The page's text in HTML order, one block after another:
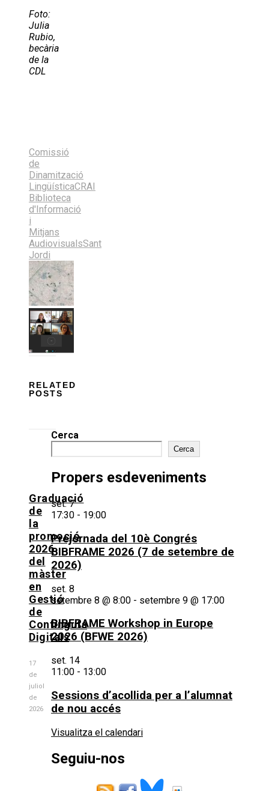
Foto:
Julia
Rubio,
becària
de la
CDL
Email
on
Comissió
de
Dinamització
LingüísticaCRAI
Biblioteca
d'Informació
i
Mitjans
AudiovisualsSant
Jordi
RELATED
POSTS
Graduació
de
la
promoció
2026
del
màster
en
Gestió
de
Continguts
Digitals
17
de
juliol
de
2026
Cerca
Cerca
Propers esdeveniments
set.7
17:30 - 19:00
Prejornada del 10è Congrés
BIBFRAME 2026 (7 de setembre de
2026)
set. 8
setembre 8 @ 8:00 - setembre 9 @ 17:00
BIBFRAME Workshop in Europe
2026 (BFWE 2026)
set. 14
11:00 - 13:00
Sessions d’acollida per a l’alumnat
de nou accés
Visualitza el calendari
Seguiu-nos